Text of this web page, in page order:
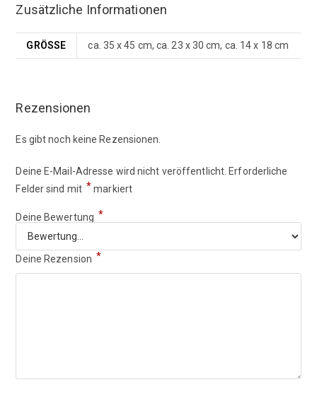
Zusätzliche Informationen
GRÖSSE ca. 35 x 45 cm, ca. 23 x 30 cm, ca. 14 x 18 cm
Rezensionen
Es gibt noch keine Rezensionen.
Deine E-Mail-Adresse wird nicht veröffentlicht. Erforderliche
Felder sind mit *markiert
Deine Bewertung *
Deine Rezension *